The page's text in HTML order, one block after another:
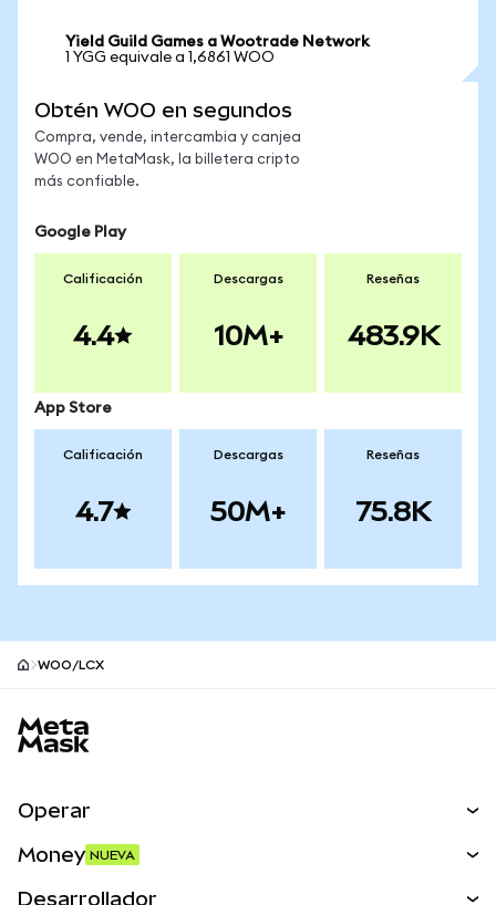
Yield Guild Games a Wootrade Network
1 YGG equivale a 1,6861 WOO
Obtén WOO en segundos
Compra, vende, intercambia y canjea
WOO en MetaMask, la billetera cripto
más confiable.
Google Play
Calificación
4.4
Descargas
10M+
Reseñas
483.9K
App Store
Calificación
4.7
Descargas
50M+
Reseñas
75.8K
WOO/LCX
Operar
Money NUEVA
Desarrollador